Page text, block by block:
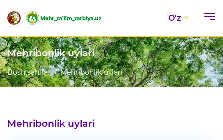
O'z
Mehribonlik uylari
Bosh sahifa Mehribonlik uylari
Mehribonlik uylari